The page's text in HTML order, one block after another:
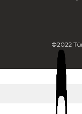
©2022